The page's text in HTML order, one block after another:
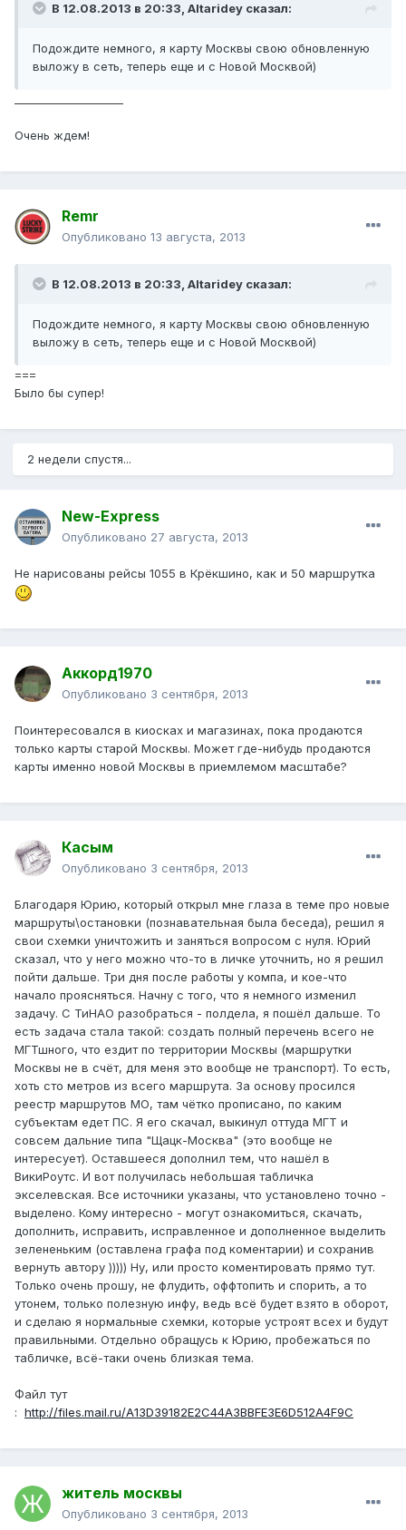
В 12.08.2013 в 20:33, Altaridey сказал:
Подождите немного, я карту Москвы свою обновленную
выложу в сеть, теперь еще и с Новой Москвой)
Очень ждем!
Remr
Опубликовано 13 августа, 2013
В 12.08.2013 в 20:33, Altaridey сказал:
Подождите немного, я карту Москвы свою обновленную
выложу в сеть, теперь еще и с Новой Москвой)
===
Было бы супер!
2 недели спустя...
New-Express
Опубликовано 27 августа, 2013
Не нарисованы рейсы 1055 в Крёкшино, как и 50 маршрутка
Аккорд1970
Опубликовано 3 сентября, 2013
Поинтересовался в киосках и магазинах, пока продаются
только карты старой Москвы. Может где-нибудь продаются
карты именно новой Москвы в приемлемом масштабе?
Касым
Опубликовано 3 сентября, 2013
Благодаря Юрию, который открыл мне глаза в теме про новые
маршруты\остановки (познавательная была беседа), решил я
свои схемки уничтожить и заняться вопросом с нуля. Юрий
сказал, что у него можно что-то в личке уточнить, но я решил
пойти дальше. Три дня после работы у компа, и кое-что
начало проясняться. Начну с того, что я немного изменил
задачу. С ТиНАО разобраться - полдела, я пошёл дальше. То
есть задача стала такой: создать полный перечень всего не
МГТшного, что ездит по территории Москвы (маршрутки
Москвы не в счёт, для меня это вообще не транспорт). То есть,
хоть сто метров из всего маршрута. За основу просился
реестр маршрутов МО, там чётко прописано, по каким
субъектам едет ПС. Я его скачал, выкинул оттуда МГТ и
совсем дальние типа "Щацк-Москва" (это вообще не
интересует). Оставшееся дополнил тем, что нашёл в
ВикиРоутс. И вот получилась небольшая табличка
экселевская. Все источники указаны, что установлено точно -
выделено. Кому интересно - могут ознакомиться, скачать,
дополнить, исправить, исправленное и дополненное выделить
зелененьким (оставлена графа под коментарии) и сохранив
вернуть автору ))))) Ну, или просто коментировать прямо тут.
Только очень прошу, не флудить, оффтопить и спорить, а то
утонем, только полезную инфу, ведь всё будет взято в оборот,
и сделаю я нормальные схемки, которые устроят всех и будут
правильными. Отдельно обращусь к Юрию, пробежаться по
табличке, всё-таки очень близкая тема.
Файл тут
: http://files.mail.ru/A13D39182E2C44A3BBFE3E6D512A4F9C
житель москвы
Опубликовано 3 сентября, 2013